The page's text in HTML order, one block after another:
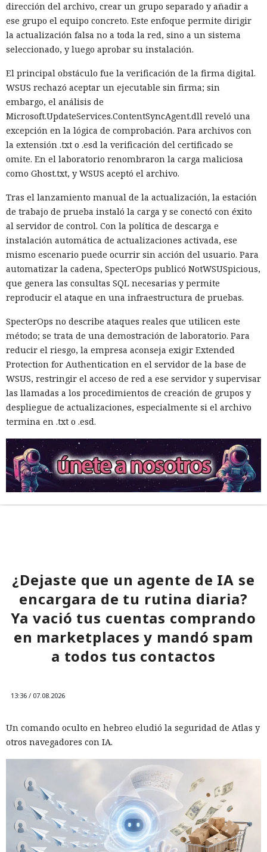
dirección del archivo, crear un grupo separado y añadir a
ese grupo el equipo concreto. Este enfoque permite dirigir
la actualización falsa no a toda la red, sino a un sistema
seleccionado, y luego aprobar su instalación.
El principal obstáculo fue la verificación de la firma digital.
WSUS rechazó aceptar un ejecutable sin firma; sin
embargo, el análisis de
Microsoft.UpdateServices.ContentSyncAgent.dll reveló una
excepción en la lógica de comprobación. Para archivos con
la extensión .txt o .esd la verificación del certificado se
omite. En el laboratorio renombraron la carga maliciosa
como Ghost.txt, y WSUS aceptó el archivo.
Tras el lanzamiento manual de la actualización, la estación
de trabajo de prueba instaló la carga y se conectó con éxito
al servidor de control. Con la política de descarga e
instalación automática de actualizaciones activada, ese
mismo escenario puede ocurrir sin acción del usuario. Para
automatizar la cadena, SpecterOps publicó NotWSUSpicious,
que genera las consultas SQL necesarias y permite
reproducir el ataque en una infraestructura de pruebas.
SpecterOps no describe ataques reales que utilicen este
método; se trata de una demostración de laboratorio. Para
reducir el riesgo, la empresa aconseja exigir Extended
Protection for Authentication en el servidor de la base de
WSUS, restringir el acceso de red a ese servidor y supervisar
las llamadas a los procedimientos de creación de grupos y
despliegue de actualizaciones, especialmente si el archivo
termina en .txt o .esd.
¿Dejaste que un agente de IA se
encargara de tu rutina diaria?
Ya vació tus cuentas comprando
en marketplaces y mandó spam
a todos tus contactos
13:36 / 07.08.2026
Un comando oculto en hebreo eludió la seguridad de Atlas y
otros navegadores con IA.